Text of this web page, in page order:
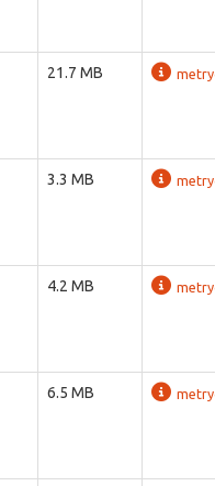
21.7 MB
3.3 MB
4.2 MB
6.5 MB